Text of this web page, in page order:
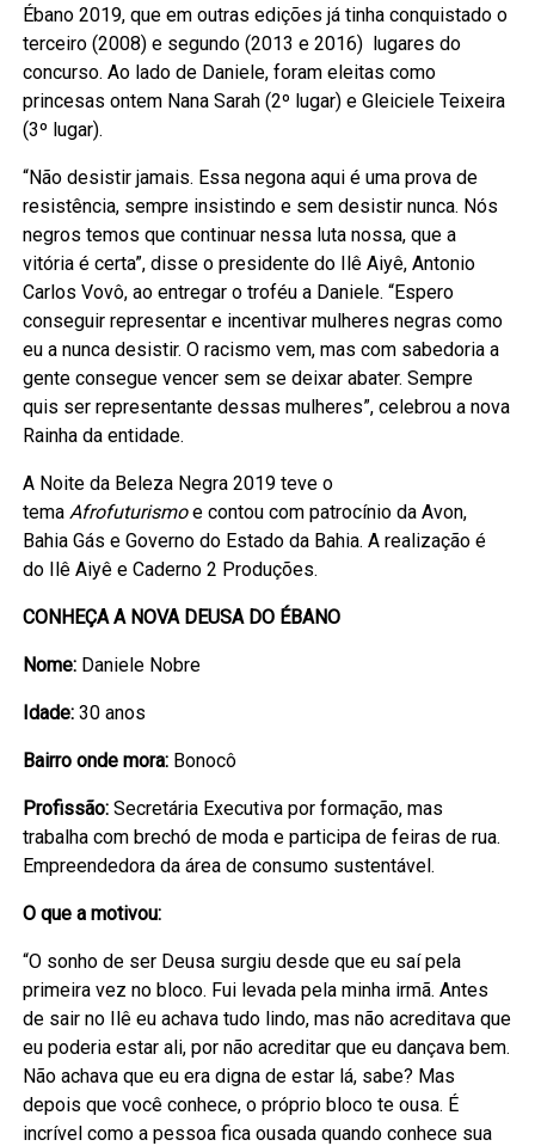
Ébano 2019, que em outras edições já tinha conquistado o
terceiro (2008) e segundo (2013 e 2016) lugares do
concurso. Ao lado de Daniele, foram eleitas como
princesas ontem Nana Sarah (2º lugar) e Gleiciele Teixeira
(3º lugar).
“Não desistir jamais. Essa negona aqui é uma prova de
resistência, sempre insistindo e sem desistir nunca. Nós
negros temos que continuar nessa luta nossa, que a
vitória é certa”, disse o presidente do Ilê Aiyê, Antonio
Carlos Vovô, ao entregar o troféu a Daniele. “Espero
conseguir representar e incentivar mulheres negras como
eu a nunca desistir. O racismo vem, mas com sabedoria a
gente consegue vencer sem se deixar abater. Sempre
quis ser representante dessas mulheres”, celebrou a nova
Rainha da entidade.
A Noite da Beleza Negra 2019 teve o
tema Afrofuturismoe contou com patrocínio da Avon,
Bahia Gás e Governo do Estado da Bahia. A realização é
do Ilê Aiyê e Caderno 2 Produções.
CONHEÇA A NOVA DEUSA DO ÉBANO
Nome: Daniele Nobre
Idade:30 anos
Bairro onde mora: Bonocô
Profissão:Secretária Executiva por formação, mas
trabalha com brechó de moda e participa de feiras de rua.
Empreendedora da área de consumo sustentável.
O que a motivou:
“O sonho de ser Deusa surgiu desde que eu saí pela
primeira vez no bloco. Fui levada pela minha irmã. Antes
de sair no Ilê eu achava tudo lindo, mas não acreditava que
eu poderia estar ali, por não acreditar que eu dançava bem.
Não achava que eu era digna de estar lá, sabe? Mas
depois que você conhece, o próprio bloco te ousa. É
incrível como a pessoa fica ousada quando conhece sua